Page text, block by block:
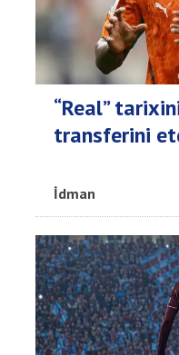
“Real”
transferini
İdman